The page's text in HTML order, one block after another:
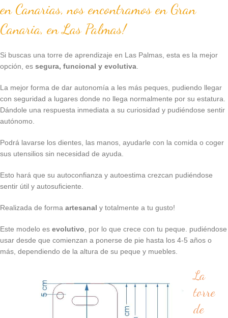
en Canarias, nos encontramos en Gran
Canaria, en Las Palmas!
Si buscas una torre de aprendizaje en Las Palmas, esta es la mejor
opción, es segura, funcional y evolutiva
La mejor forma de dar autonomía a les más peques, pudiendo llegar
con seguridad a lugares donde no llega normalmente por su estatura.
Dándole una respuesta inmediata a su curiosidad y pudiéndose sentir
autónomo.
Podrá lavarse los dientes, las manos, ayudarle con la comida o coger
sus utensilios sin necesidad de ayuda.
Esto hará que su autoconfianza y autoestima crezcan pudiéndose
sentir útil y autosuficiente.
Realizada de forma artesanal y totalmente a tu gusto!
Este modelo es evolutivo , por lo que crece con tu peque. pudiéndose
usar desde que comienzan a ponerse de pie hasta los 4-5 años o
más, dependiendo de la altura de su peque y muebles.
La
torre
de